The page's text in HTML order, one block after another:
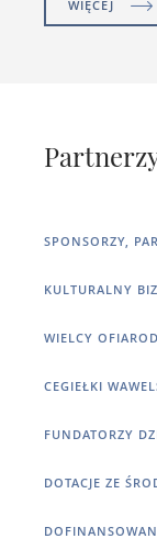
WIĘCEJ
SPONSORZY,
KULTURALNY
WIELCY
CEGIEŁKI
FUNDATORZY
DOTACJE ZE